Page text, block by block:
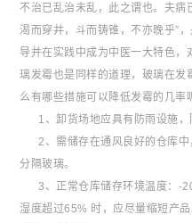
不治已乱治未乱，此之谓也。夫
渴而穿井，斗而铸锥，不亦晚乎”
导并在实践中成为中医一大特色
璃发霉也是同样的道理，玻璃在发
么有哪些措施可以降低发霉的几率
1、卸货场地应具有防雨设施，
2、需储存在通风良好的仓库中
分隔玻璃。
3、正常仓库储存环境温度：-
湿度超过65% 时，应尽量缩短产